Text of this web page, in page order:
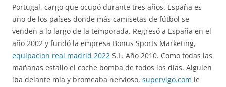
Portugal, cargo que ocupó durante tres años. España es
uno de los países donde más camisetas de fútbol se
venden a lo largo de la temporada. Regresó a España en el
año 2002 y fundó la empresa Bonus Sports Marketing,
equipacion real madrid 2022 S.L. Año 2010. Como todas las
mañanas estallo el coche bomba de todos los días. Alguien
iba delante mia y bromeaba nervioso, supervigo.com le